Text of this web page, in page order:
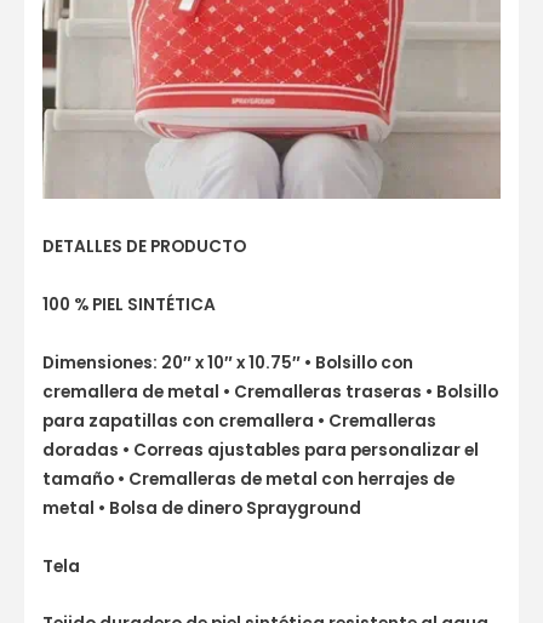
DETALLES DE PRODUCTO
100 % PIEL SINTÉTICA
Dimensiones: 20″ x 10″ x 10.75″ • Bolsillo con
cremallera de metal • Cremalleras traseras • Bolsillo
para zapatillas con cremallera • Cremalleras
doradas • Correas ajustables para personalizar el
tamaño • Cremalleras de metal con herrajes de
metal • Bolsa de dinero Sprayground
Tela